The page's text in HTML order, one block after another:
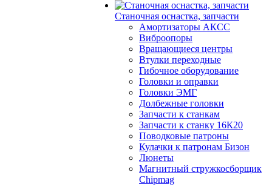
Станочная оснастка, запчасти
Амортизаторы АКСС
Виброопоры
Вращающиеся центры
Втулки переходные
Гибочное оборудование
Головки и оправки
Головки ЭМГ
Долбежные головки
Запчасти к станкам
Запчасти к станку 16К20
Поводковые патроны
Кулачки к патронам Бизон
Люнеты
Магнитный стружкосборщик
Chipmag